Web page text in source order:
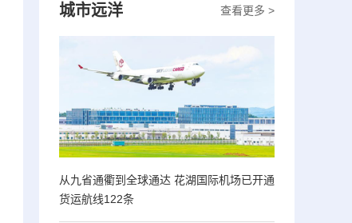
查看更多 >
城市远洋
从九省通衢到全球通达 花湖国际机场已开通
货运航线122条